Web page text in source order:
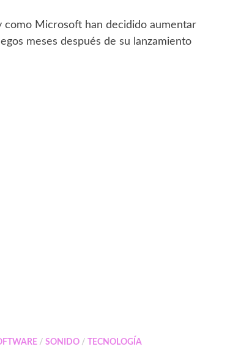
como Microsoft han decidido aumentar
meses después de su lanzamiento
/SONIDO / TECNOLOGÍA